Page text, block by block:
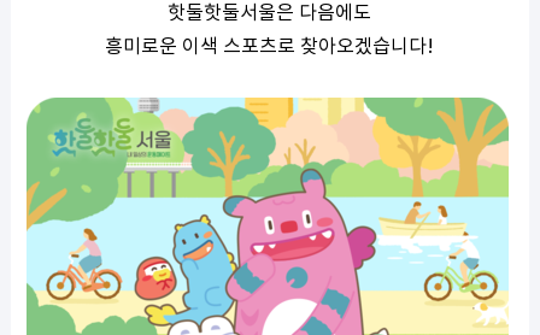
핫둘핫둘서울은 다음에도
흥미로운 이색 스포츠로 찾아오겠습니다!